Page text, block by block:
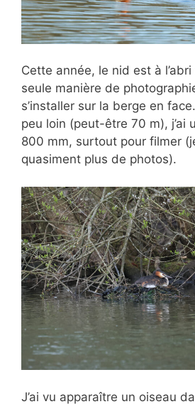
Cette année, le nid est à
seule manière de
s’installer sur la berge en
peu loin (peut-être 70 m), j’ai
800 mm, surtout pour filmer
quasiment plus de photos).
J’ai vu apparaître un oiseau